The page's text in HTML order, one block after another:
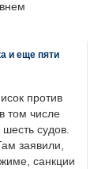
и еще пяти
против
том числе
судов.
заявили,
санкции